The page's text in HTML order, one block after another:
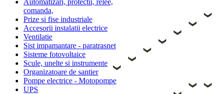
Automatizari, protectii, relee,
comanda,
Prize si fise industriale
Accesorii instalatii electrice
Ventilatie
Sist impamantare - paratrasnet
Sisteme fotovoltaice
Scule, unelte si instrumente
Organizatoare de santier
Pompe electrice - Motopompe
UPS